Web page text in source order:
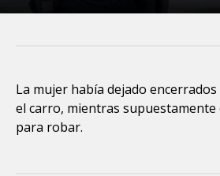
La mujer había dejado
el carro, mientras
para robar.